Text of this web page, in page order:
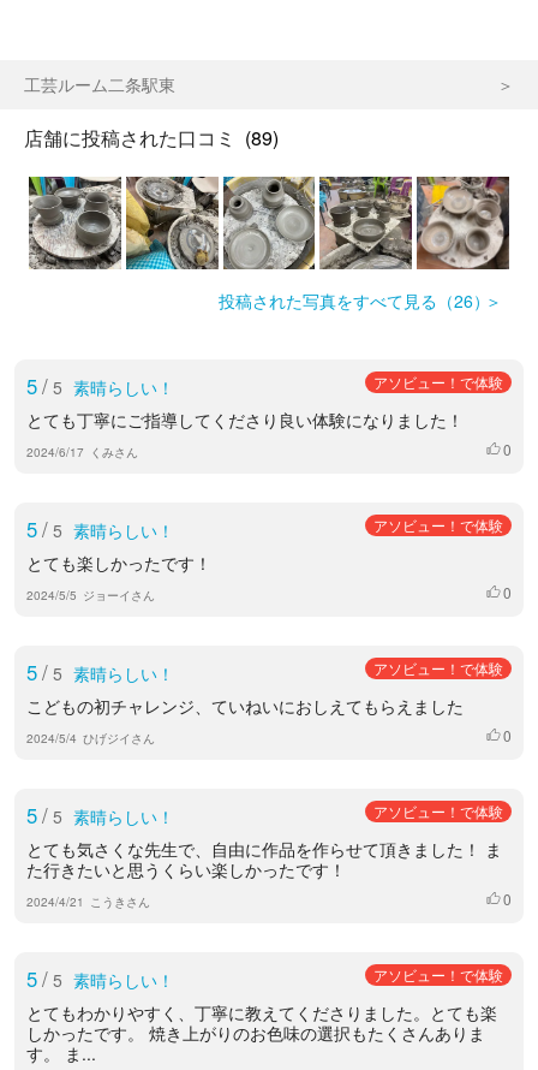
工芸ルーム二条駅東
店舗に投稿された口コミ (89)
投稿された写真をすべて見る（26）
5/ 5 素晴らしい！ アソビュー！で体験
とても丁寧にご指導してくださり良い体験になりました！
2024/6/17 くみさん いいね
0
5/ 5 素晴らしい！ アソビュー！で体験
とても楽しかったです！
2024/5/5 ジョーイさん いいね
0
5/ 5 素晴らしい！ アソビュー！で体験
こどもの初チャレンジ、ていねいにおしえてもらえました
2024/5/4 ひげジイさん いいね
0
5/ 5 素晴らしい！ アソビュー！で体験
とても気さくな先生で、自由に作品を作らせて頂きました！ ま
た行きたいと思うくらい楽しかったです！
2024/4/21 こうきさん いいね
0
5/ 5 素晴らしい！ アソビュー！で体験
とてもわかりやすく、丁寧に教えてくださりました。とても楽
しかったです。 焼き上がりのお色味の選択もたくさんありま
す。 ま...